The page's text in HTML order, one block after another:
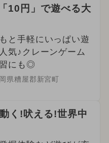
10円」で遊べる大
と手軽にいっぱい遊
気♪クレーンゲーム
にも◎
県糟屋郡新宮町
く!吠える!世界中